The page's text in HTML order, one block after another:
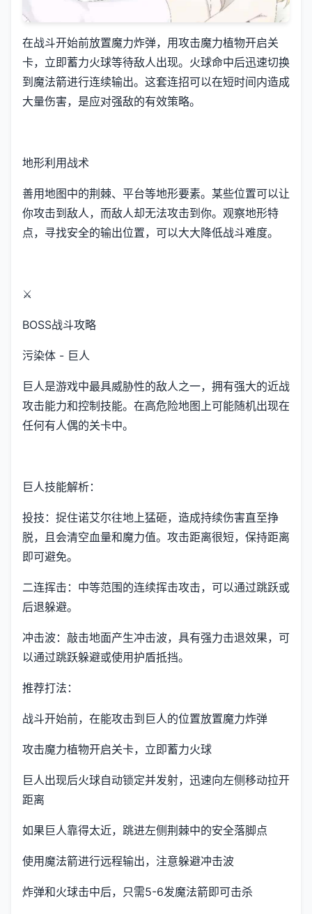
在战斗开始前放置魔力炸弹，用攻击魔力植物开启关
卡，立即蓄力火球等待敌人出现。火球命中后迅速切换
到魔法箭进行连续输出。这套连招可以在短时间内造成
大量伤害，是应对强敌的有效策略。
地形利用战术
善用地图中的荆棘、平台等地形要素。某些位置可以让
你攻击到敌人，而敌人却无法攻击到你。观察地形特
点，寻找安全的输出位置，可以大大降低战斗难度。
⚔️
BOSS战斗攻略
污染体 - 巨人
巨人是游戏中最具威胁性的敌人之一，拥有强大的近战
攻击能力和控制技能。在高危险地图上可能随机出现在
任何有人偶的关卡中。
巨人技能解析：
投技：捉住诺艾尔往地上猛砸，造成持续伤害直至挣
脱，且会清空血量和魔力值。攻击距离很短，保持距离
即可避免。
二连挥击：中等范围的连续挥击攻击，可以通过跳跃或
后退躲避。
冲击波：敲击地面产生冲击波，具有强力击退效果，可
以通过跳跃躲避或使用护盾抵挡。
推荐打法：
战斗开始前，在能攻击到巨人的位置放置魔力炸弹
攻击魔力植物开启关卡，立即蓄力火球
巨人出现后火球自动锁定并发射，迅速向左侧移动拉开
距离
如果巨人靠得太近，跳进左侧荆棘中的安全落脚点
使用魔法箭进行远程输出，注意躲避冲击波
炸弹和火球击中后，只需5-6发魔法箭即可击杀